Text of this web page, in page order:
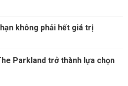
không phải hết giá trị
Parkland trở thành lựa chọn